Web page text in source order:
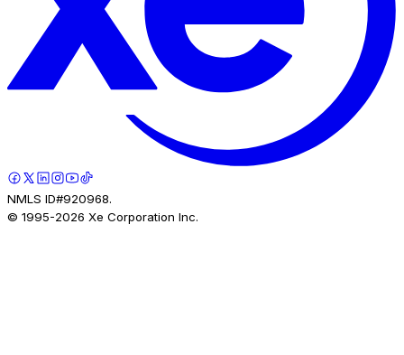
NMLS ID#920968.
© 1995-2026 Xe Corporation Inc.